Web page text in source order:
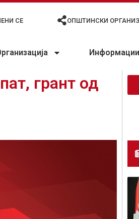
СЕ ОПШТИНСКИ
Информации
грант од